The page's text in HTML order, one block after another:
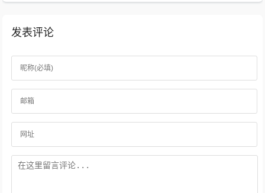
发表评论